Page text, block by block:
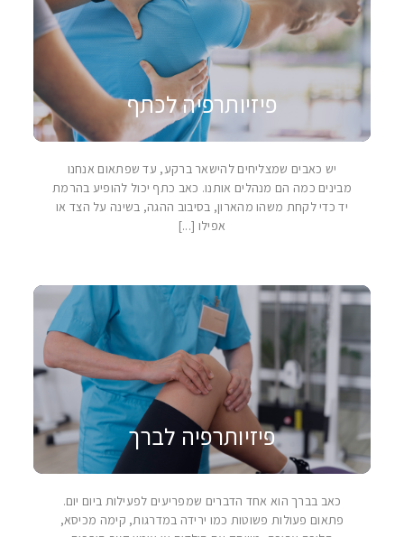
פיזיותרפיה לכתף
יש כאבים שמצליחים להישאר ברקע, עד שפתאום אנחנו
מבינים כמה הם מנהלים אותנו. כאב כתף יכול להופיע בהרמת
יד כדי לקחת משהו מהארון, בסיבוב ההגה, בשינה על הצד או
אפילו [...]
פיזיותרפיה לברך
כאב בברך הוא אחד הדברים שמפריעים לפעילות ביום יום.
פתאום פעולות פשוטות כמו ירידה במדרגות, קימה מכיסא,